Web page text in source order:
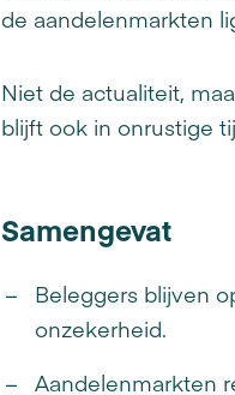
de aandelenmarkten
Niet de actualiteit,
blijft ook in onrustige
Samengevat
Beleggers blijven
onzekerheid.
Aandelenmarkten